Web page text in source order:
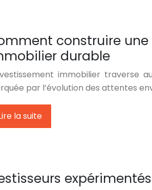
construire
durable
immobilier traverse
par l’évolution des attentes
la suite
expérimentés